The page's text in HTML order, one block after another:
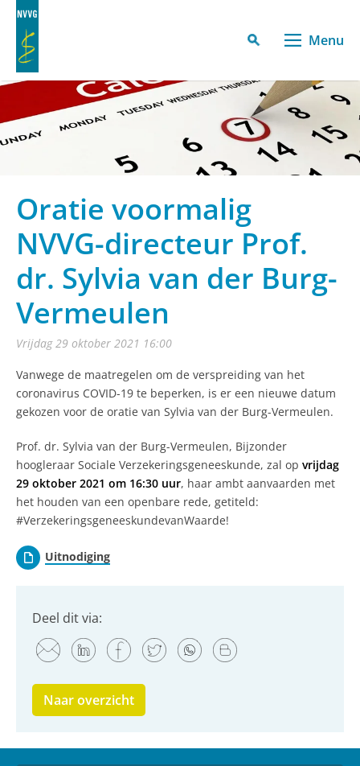
Menu
Oratie voormalig
NVVG-directeur Prof.
dr. Sylvia van der Burg-
Vermeulen
vrijdag 29 oktober 2021 16:00
Vanwege de maatregelen om de verspreiding van het
coronavirus COVID-19 te beperken, is er een nieuwe datum
gekozen voor de oratie van Sylvia van der Burg-Vermeulen.
Prof. dr. Sylvia van der Burg-Vermeulen, Bijzonder
hoogleraar Sociale Verzekeringsgeneeskunde, zal op vrijdag
29 oktober 2021 om 16:30 uur, haar ambt aanvaarden met
het houden van een openbare rede, getiteld:
#VerzekeringsgeneeskundevanWaarde!
Uitnodiging
Deel dit via:
Naar overzicht